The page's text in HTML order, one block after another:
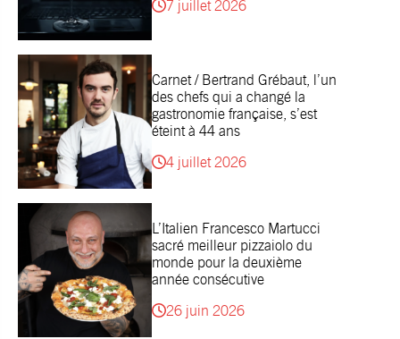
7 juillet 2026
Carnet / Bertrand Grébaut, l’un
des chefs qui a changé la
gastronomie française, s’est
éteint à 44 ans
4 juillet 2026
L’Italien Francesco Martucci
sacré meilleur pizzaiolo du
monde pour la deuxième
année consécutive
26 juin 2026